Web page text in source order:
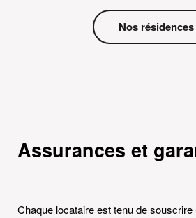
Nos résidences
Assurances et
Chaque locataire est tenu de